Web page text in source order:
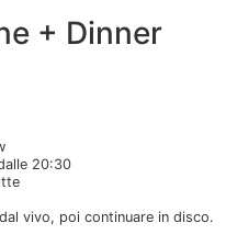
+ Dinner
20:30
vivo, poi continuare in disco.